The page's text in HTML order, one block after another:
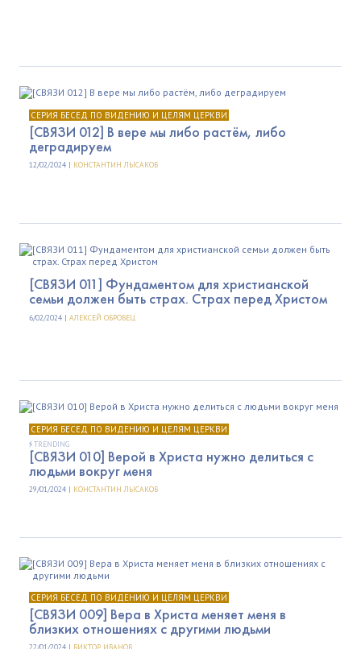
СЕРИЯ БЕСЕД ПО ВИДЕНИЮ И ЦЕЛЯМ ЦЕРКВИ
[СВЯЗИ 012] В вере мы либо растём, либо
деградируем
12/02/2024 | КОНСТАНТИН ЛЫСАКОВ
[СВЯЗИ 011] Фундаментом для христианской
семьи должен быть страх. Страх перед Христом
6/02/2024 | АЛЕКСЕЙ ОБРОВЕЦ
СЕРИЯ БЕСЕД ПО ВИДЕНИЮ И ЦЕЛЯМ ЦЕРКВИ
TRENDING
[СВЯЗИ 010] Верой в Христа нужно делиться с
людьми вокруг меня
29/01/2024 | КОНСТАНТИН ЛЫСАКОВ
СЕРИЯ БЕСЕД ПО ВИДЕНИЮ И ЦЕЛЯМ ЦЕРКВИ
[СВЯЗИ 009] Вера в Христа меняет меня в
близких отношениях с другими людьми